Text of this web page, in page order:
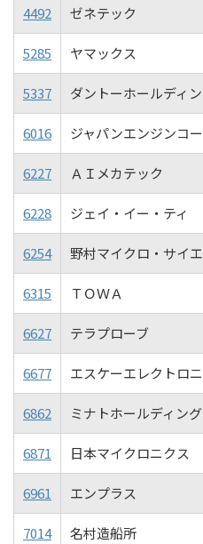
4492 ゼネテック
5285 ヤマックス
5337 ダントーホールディ
6016 ジャパンエンジンコ
6227 ＡＩメカテック
6228 ジェイ・イー・ティ
6254 野村マイクロ・サイ
6315 ＴＯＷＡ
6627 テラプローブ
6677 エスケーエレクトロ
6862 ミナトホールディン
6871 日本マイクロニクス
6961 エンプラス
7014 名村造船所